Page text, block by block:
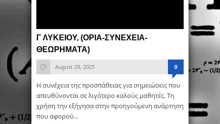
Γ ΛΥΚΕΙΟΥ, (ΟΡΙΑ-ΣΥΝΕΧΕΙΑ-
ΘΕΩΡΗΜΑΤΑ)
August 29, 2025 0
Η συνέχεια της προσπάθειας για σημειώσεις που
απευθύνονται σε λιγότερο καλούς μαθητές. Τη
χρήση την εξήγησα στην προηγούμενη ανάρτηση
που αφορού...